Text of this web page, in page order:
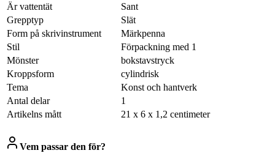
Är vattentät
Sant
Grepptyp
Slät
Form på skrivinstrument
Märkpenna
Stil
Förpackning med 1
Mönster
bokstavstryck
Kroppsform
cylindrisk
Tema
Konst och hantverk
Antal delar
1
Artikelns mått
21 x 6 x 1,2 centimeter
Vem passar den för?